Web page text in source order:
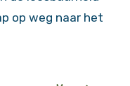
op weg naar het